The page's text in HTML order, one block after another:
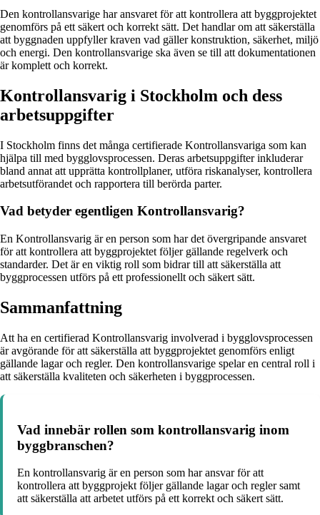
Den kontrollansvarige har ansvaret för att kontrollera att byggprojektet
genomförs på ett säkert och korrekt sätt. Det handlar om att säkerställa
att byggnaden uppfyller kraven vad gäller konstruktion, säkerhet, miljö
och energi. Den kontrollansvarige ska även se till att dokumentationen
är komplett och korrekt.
Kontrollansvarig i Stockholm och dess
arbetsuppgifter
I Stockholm finns det många certifierade Kontrollansvariga som kan
hjälpa till med bygglovsprocessen. Deras arbetsuppgifter inkluderar
bland annat att upprätta kontrollplaner, utföra riskanalyser, kontrollera
arbetsutförandet och rapportera till berörda parter.
Vad betyder egentligen Kontrollansvarig?
En Kontrollansvarig är en person som har det övergripande ansvaret
för att kontrollera att byggprojektet följer gällande regelverk och
standarder. Det är en viktig roll som bidrar till att säkerställa att
byggprocessen utförs på ett professionellt och säkert sätt.
Sammanfattning
Att ha en certifierad Kontrollansvarig involverad i bygglovsprocessen
är avgörande för att säkerställa att byggprojektet genomförs enligt
gällande lagar och regler. Den kontrollansvarige spelar en central roll i
att säkerställa kvaliteten och säkerheten i byggprocessen.
Vad innebär rollen som kontrollansvarig inom
byggbranschen?
En kontrollansvarig är en person som har ansvar för att
kontrollera att byggprojekt följer gällande lagar och regler samt
att säkerställa att arbetet utförs på ett korrekt och säkert sätt.